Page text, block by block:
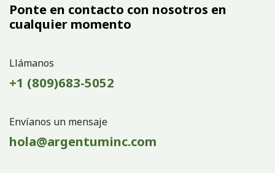
Ponte en contacto con nosotros en
cualquier momento
Llámanos
+1 (809)683-5052
Envíanos un mensaje
hola@argentuminc.com